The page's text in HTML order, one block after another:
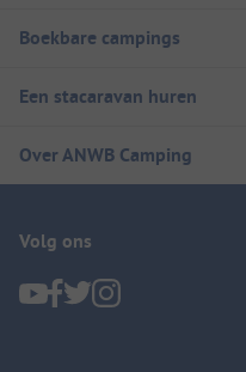
Boekbare campings
Een stacaravan huren
Over ANWB Camping
Volg ons